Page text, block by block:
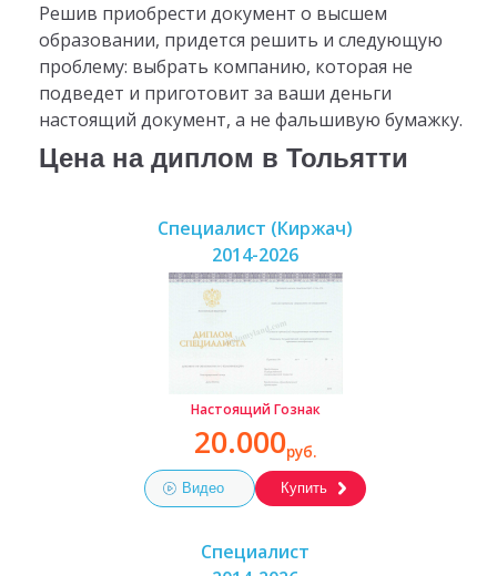
Решив приобрести документ о высшем
образовании, придется решить и следующую
проблему: выбрать компанию, которая не
подведет и приготовит за ваши деньги
настоящий документ, а не фальшивую бумажку.
Цена на диплом в Тольятти
Специалист (Киржач)
2014-2026
Настоящий Гознак
20.000руб.
Видео Купить
Специалист